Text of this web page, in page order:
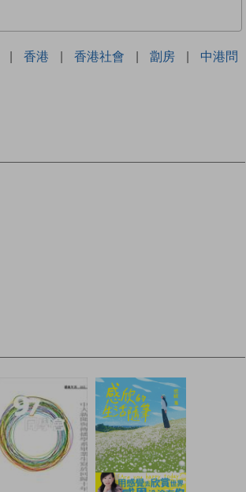
| 香港 | 香港社會 | 劏房 |
中港問